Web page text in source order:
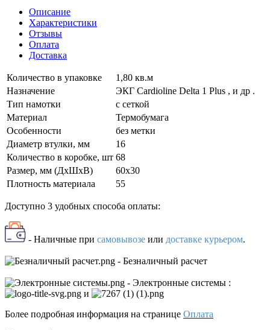
Описание
Характеристики
Отзывы
Оплата
Доставка
Количество в упаковке
1,80 кв.м
Назначение
ЭКГ Cardioline Delta 1 Plus , и др .
Тип намотки
с сеткой
Материал
Термобумага
Особенности
без метки
Диаметр втулки, мм
16
Количество в коробке, шт 68
Размер, мм (ДxШxВ)
60х30
Плотность материала
55
Доступно 3 удобных способа оплаты:
- Наличные при самовывозе или доставке курьером.
- Безналичный расчет
- Электронные системы :
и
Более подробная информация на странице Оплата